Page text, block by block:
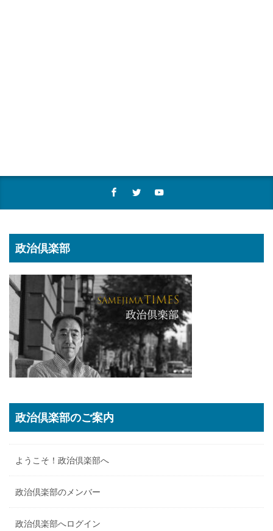
政治倶楽部
政治倶楽部のご案内
ようこそ！政治倶楽部へ
政治倶楽部のメンバー
政治倶楽部へログイン